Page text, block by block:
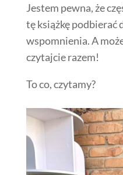
Jestem pewna, że
tę książkę podbierać
wspomnienia. A
czytajcie razem!
To co, czytamy?